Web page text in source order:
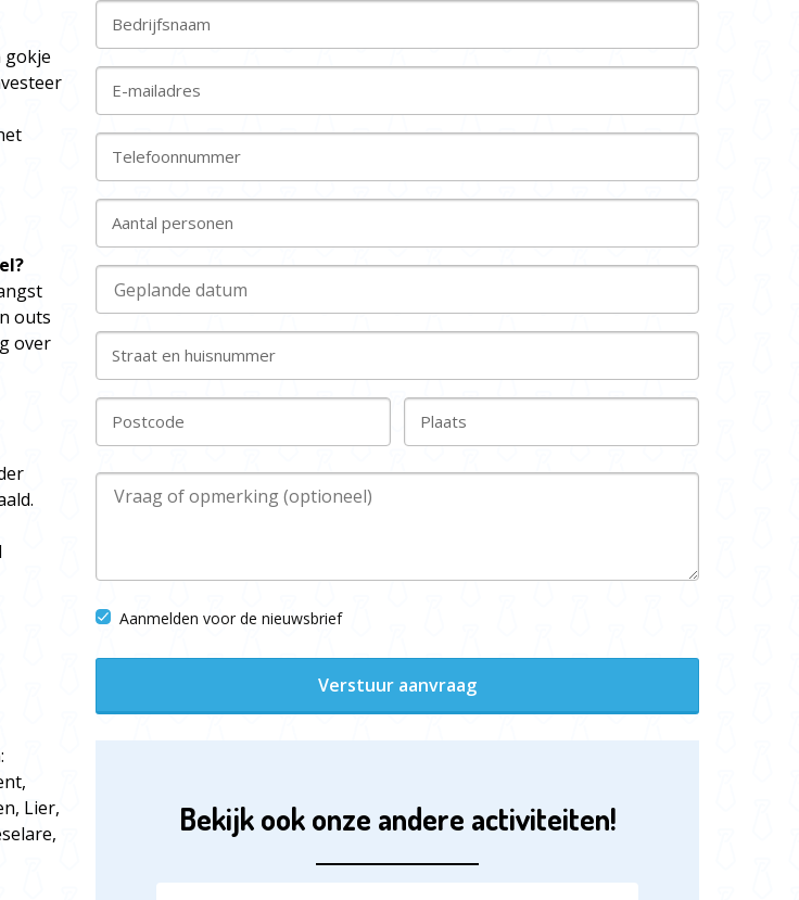
gokje
outs
over
Lier,
Bedrijfsnaam
E-mailadres
Telefoonnummer
Aantal personen
Straat en huisnummer
Postcode Plaats
Aanmelden voor de nieuwsbrief
Verstuur aanvraag
Bekijk ook onze andere activiteiten!